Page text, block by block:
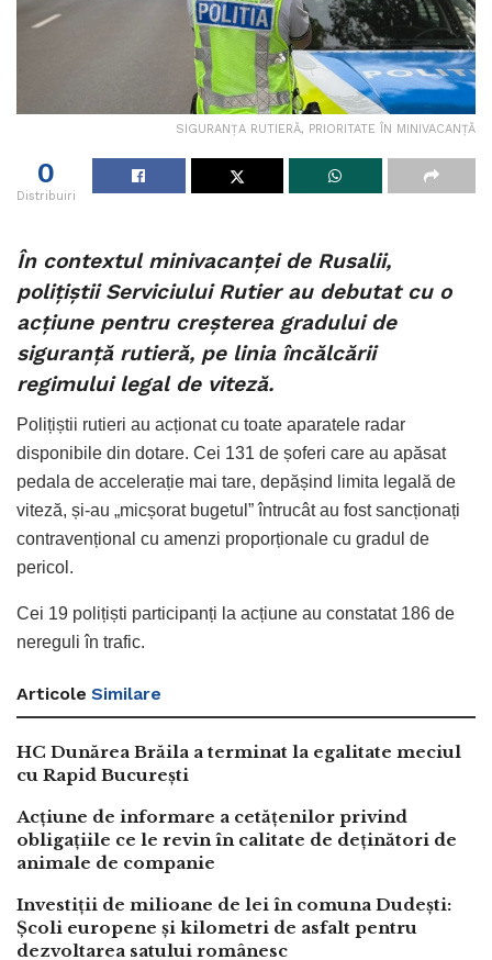
SIGURANȚA RUTIERĂ, PRIORITATE ÎN MINIVACANȚĂ
0
Distribuiri
În contextul minivacanței de Rusalii,
polițiștii Serviciului Rutier au debutat cu o
acțiune pentru creșterea gradului de
siguranță rutieră, pe linia încălcării
regimului legal de viteză.
Polițiștii rutieri au acționat cu toate aparatele radar
disponibile din dotare. Cei 131 de șoferi care au apăsat
pedala de accelerație mai tare, depășind limita legală de
viteză, și-au „micșorat bugetul” întrucât au fost sancționați
contravențional cu amenzi proporționale cu gradul de
pericol.
Cei 19 polițiști participanți la acțiune au constatat 186 de
nereguli în trafic.
Articole Similare
HC Dunărea Brăila a terminat la egalitate meciul
cu Rapid București
Acțiune de informare a cetățenilor privind
obligațiile ce le revin în calitate de deținători de
animale de companie
Investiții de milioane de lei în comuna Dudești:
Școli europene și kilometri de asfalt pentru
dezvoltarea satului românesc